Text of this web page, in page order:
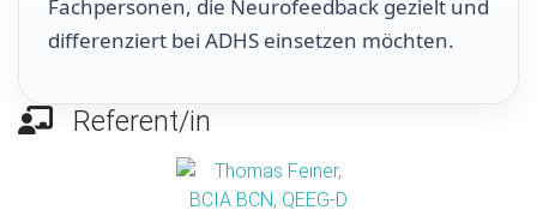
Fachpersonen, die Neurofeedback gezielt und
differenziert bei ADHS einsetzen möchten.
Referent/in